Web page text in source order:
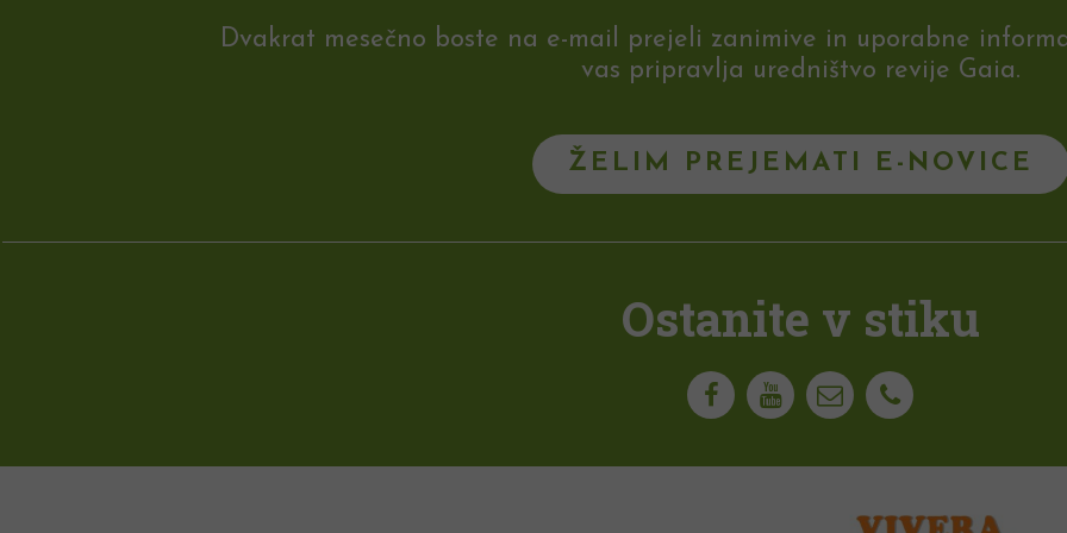
Dvakrat mesečno boste na e-mail prejeli zanimive in uporabne
vas pripravlja uredništvo revije Gaia.
ŽELIM PREJEMATI E-NOVICE
Ostanite v stiku